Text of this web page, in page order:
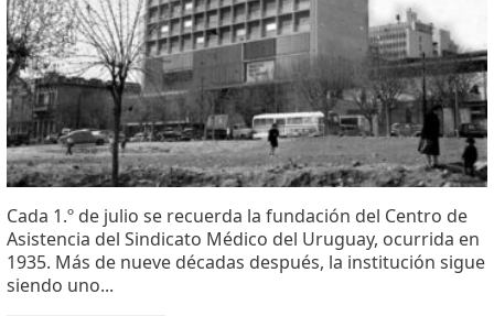
Cada 1.º de julio se recuerda la fundación del Centro de
Asistencia del Sindicato Médico del Uruguay, ocurrida en
1935. Más de nueve décadas después, la institución sigue
siendo uno...